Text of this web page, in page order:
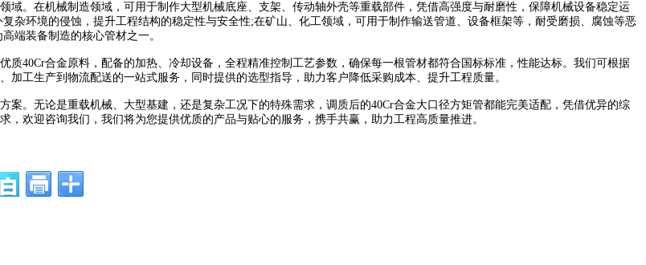
。在机械制造领域，可用于制作大型机械底座、支架、传动轴外壳等重载部件，凭借高强度与耐磨性，保障机械设备稳定运
杂环境的侵蚀，提升工程结构的稳定性与安全性;在矿山、化工领域，可用于制作输送管道、设备框架等，耐受磨损、腐蚀等恶
端装备制造的核心管材之一。
40Cr合金原料，配备的加热、冷却设备，全程精准控制工艺参数，确保每一根管材都符合国标标准，性能达标。我们可根据
工生产到物流配送的一站式服务，同时提供的选型指导，助力客户降低采购成本、提升工程质量。
。无论是重载机械、大型基建，还是复杂工况下的特殊需求，调质后的40Cr合金大口径方矩管都能完美适配，凭借优异的综
欢迎咨询我们，我们将为您提供优质的产品与贴心的服务，携手共赢，助力工程高质量推进。